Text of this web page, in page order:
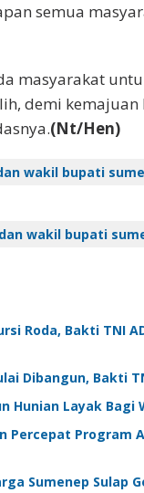
semua
masyarakat
demi kemajuan
(Nt/Hen)
wakil bupati
wakil bupati
Roda, Bakti TNI
Dibangun, Bakti
Hunian Layak Bagi
Percepat Program
Sumenep Sulap